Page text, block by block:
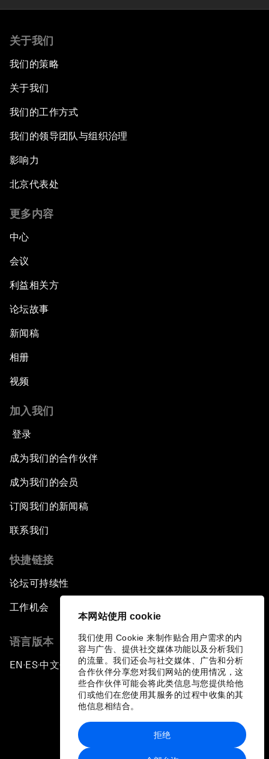
本网站使用 cookie
我们使用 Cookie 来制作贴合用户需求的内
容与广告、提供社交媒体功能以及分析我们
的流量。我们还会与社交媒体、广告和分析
合作伙伴分享您对我们网站的使用情况，这
些合作伙伴可能会将此类信息与您提供给他
们或他们在您使用其服务的过程中收集的其
他信息相结合。
拒绝
关于我们
我们的策略
关于我们
我们的工作方式
我们的领导团队与组织治理
影响力
北京代表处
更多内容
中心
会议
利益相关方
论坛故事
新闻稿
相册
视频
加入我们
登录
成为我们的合作伙伴
成为我们的会员
订阅我们的新闻稿
联系我们
快捷链接
论坛可持续性
工作机会
语言版本
EN ▪ES▪中文▪ 日本語